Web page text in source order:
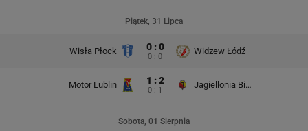
Piątek, 31 Lipca
Wisła Płock 0 : 0
0 : 0
Widzew Łódź
Motor Lublin 1 : 2
0 : 1
Jagiellonia Białystok
Sobota, 01 Sierpnia